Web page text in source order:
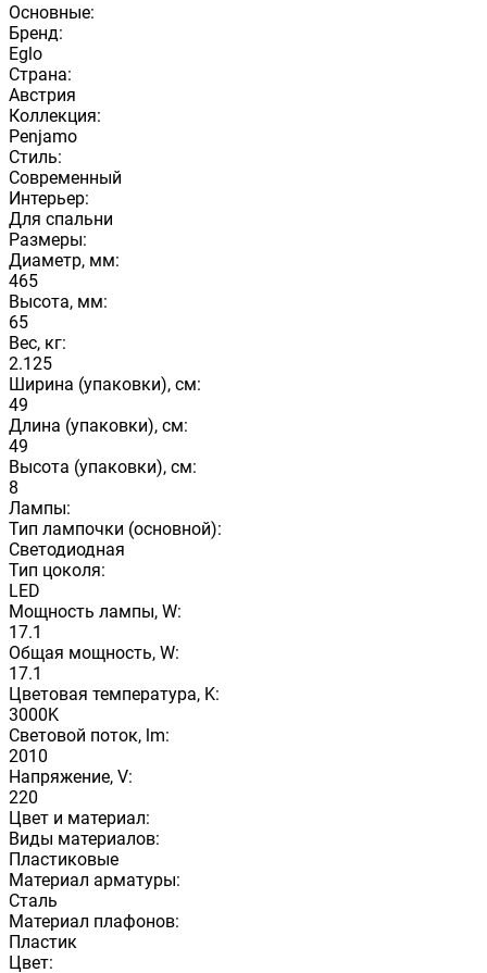
Основные:
Бренд:
Eglo
Страна:
Австрия
Коллекция:
Penjamo
Стиль:
Современный
Интерьер:
Для спальни
Размеры:
Диаметр, мм:
465
Высота, мм:
65
Вес, кг:
2.125
Ширина (упаковки), см:
49
Длина (упаковки), см:
49
Высота (упаковки), см:
8
Лампы:
Тип лампочки (основной):
Светодиодная
Тип цоколя:
LED
Мощность лампы, W:
17.1
Общая мощность, W:
17.1
Цветовая температура, K:
3000K
Световой поток, lm:
2010
Напряжение, V:
220
Цвет и материал:
Виды материалов:
Пластиковые
Материал арматуры:
Сталь
Материал плафонов:
Пластик
Цвет: